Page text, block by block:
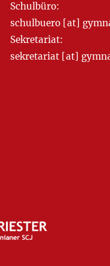
Schulbüro:
schulbuero [at]
Sekretariat:
sekretariat [at]